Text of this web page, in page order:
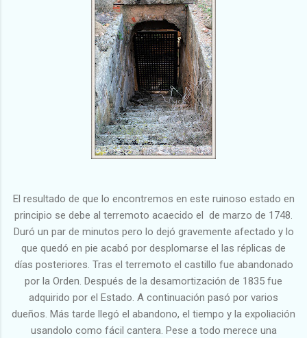
El resultado de que lo encontremos en este ruinoso estado en
principio se debe al terremoto acaecido el de marzo de 1748.
Duró un par de minutos pero lo dejó gravemente afectado y lo
que quedó en pie acabó por desplomarse el las réplicas de
días posteriores. Tras el terremoto el castillo fue abandonado
por la Orden. Después de la desamortización de 1835 fue
adquirido por el Estado. A continuación pasó por varios
dueños. Más tarde llegó el abandono, el tiempo y la expoliación
usandolo como fácil cantera. Pese a todo merece una